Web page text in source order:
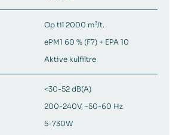
Op til 2000 m³/t.
ePM1 60 % (F7) + EPA 10
Aktive kulfiltre
<30-52 dB(A)
200-240V, ~50-60 Hz
5-730W